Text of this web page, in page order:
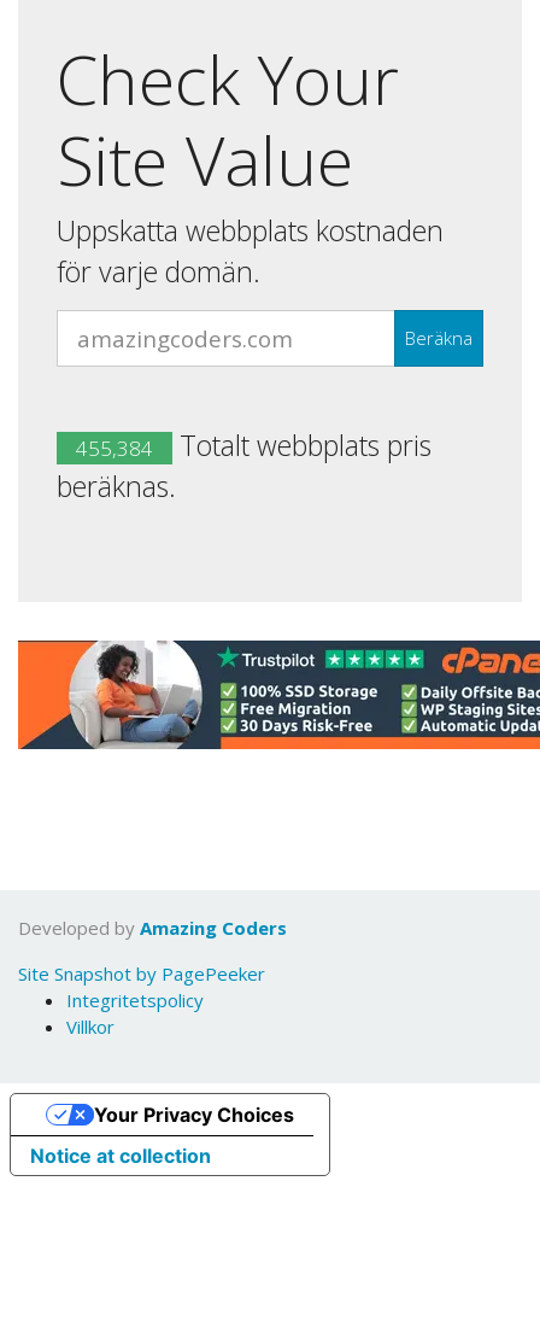
Check Your
Site Value
Uppskatta webbplats kostnaden
för varje domän.
Beräkna
455,384
Totalt webbplats pris
beräknas.
Developed by Amazing Coders
Site Snapshot by PagePeeker
Integritetspolicy
Villkor
Notice at collection
Your Privacy Choices